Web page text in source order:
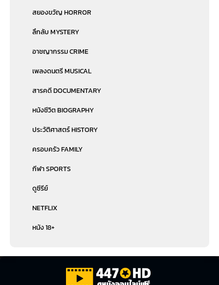
สยองขวัญ HORROR
ลึกลับ MYSTERY
อาชญากรรม CRIME
เพลงดนตรี MUSICAL
สารคดี DOCUMENTARY
หนังชีวิต BIOGRAPHY
ประวัติศาสตร์ HISTORY
ครอบครัว FAMILY
กีฬา SPORTS
ดูซีรีย์
NETFLIX
หนัง 18+